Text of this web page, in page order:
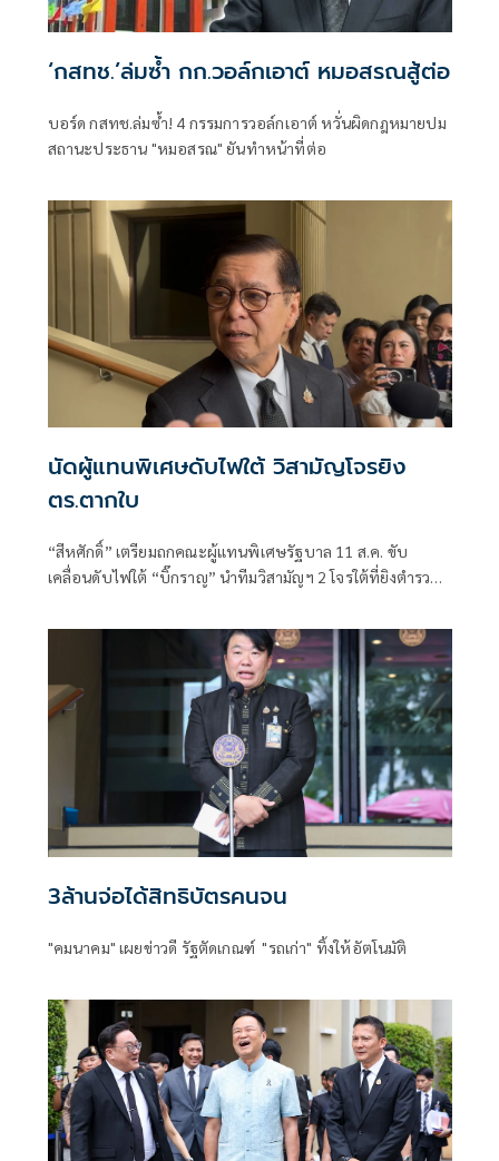
‘กสทช.’ล่มซํ้า กก.วอล์กเอาต์ หมอสรณสู้ต่อ
บอร์ด กสทช.ล่มซ้ำ! 4 กรรมการวอล์กเอาต์ หวั่นผิดกฎหมายปม
สถานะประธาน "หมอสรณ" ยันทำหน้าที่ต่อ
นัดผู้แทนพิเศษดับไฟใต้ วิสามัญโจรยิง
ตร.ตากใบ
“สีหศักดิ์”​ เตรียมถกคณะผู้แทน​พิเศษรัฐบาล​ 11 ส.ค. ขับ
เคลื่อนดับไฟใต้​ “บิ๊กราญ” นำทีมวิสามัญฯ 2 โจรใต้ที่ยิงตำรวจ
3ล้านจ่อได้สิทธิบัตรคนจน
"คมนาคม" เผยข่าวดี รัฐตัดเกณฑ์ "รถเก่า" ทิ้งให้อัตโนมัติ